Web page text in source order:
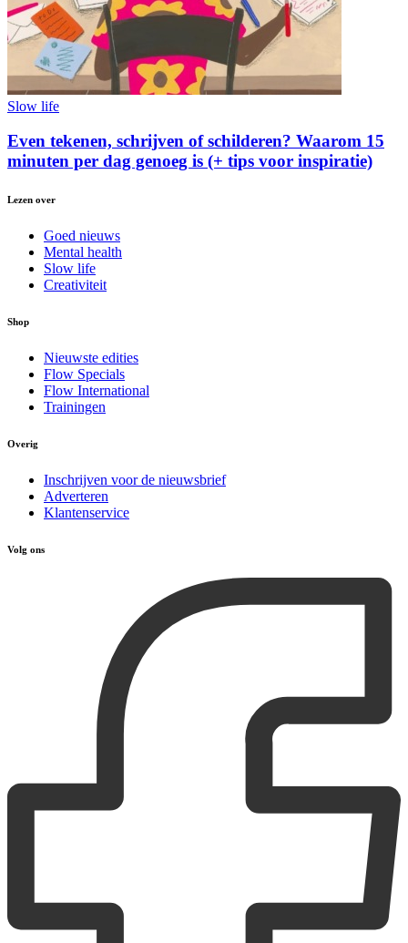
Slow life
Even tekenen, schrijven of schilderen? Waarom 15
minuten per dag genoeg is (+ tips voor inspiratie)
Lezen over
Goed nieuws
Mental health
Slow life
Creativiteit
Shop
Nieuwste edities
Flow Specials
Flow International
Trainingen
Overig
Inschrijven voor de nieuwsbrief
Adverteren
Klantenservice
Volg ons